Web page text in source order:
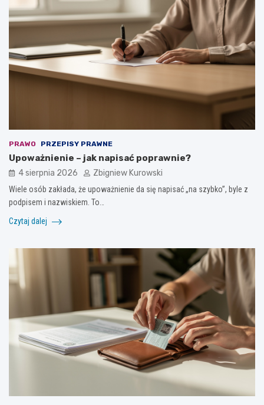
PRAWO PRZEPISY PRAWNE
Upoważnienie – jak napisać poprawnie?
4 sierpnia 2026 Zbigniew Kurowski
Wiele osób zakłada, że upoważnienie da się napisać „na szybko”, byle z
podpisem i nazwiskiem. To…
Czytaj dalej